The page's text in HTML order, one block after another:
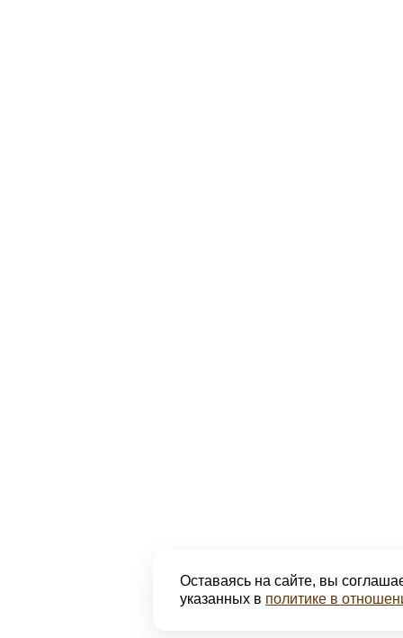
Оставаясь на сайте, вы
указанных в политике в